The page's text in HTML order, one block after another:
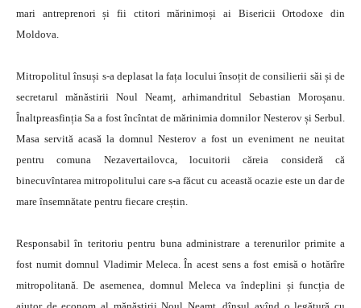
mari antreprenori și fii ctitori mărinimoși ai Bisericii Ortodoxe din
Moldova.
Mitropolitul însuși s-a deplasat la fața locului însoțit de consilierii săi și de
secretarul mănăstirii Noul Neamț, arhimandritul Sebastian Moroșanu.
Înaltpreasfinția Sa a fost încîntat de mărinimia domnilor Nesterov și Serbul.
Masa servită acasă la domnul Nesterov a fost un eveniment ne neuitat
pentru comuna Nezavertailovca, locuitorii căreia consideră că
binecuvîntarea mitropolitului care s-a făcut cu această ocazie este un dar de
mare însemnătate pentru fiecare creștin.
Responsabil în teritoriu pentru buna administrare a terenurilor primite a
fost numit domnul Vladimir Meleca. În acest sens a fost emisă o hotărîre
mitropolitană. De asemenea, domnul Meleca va îndeplini și funcția de